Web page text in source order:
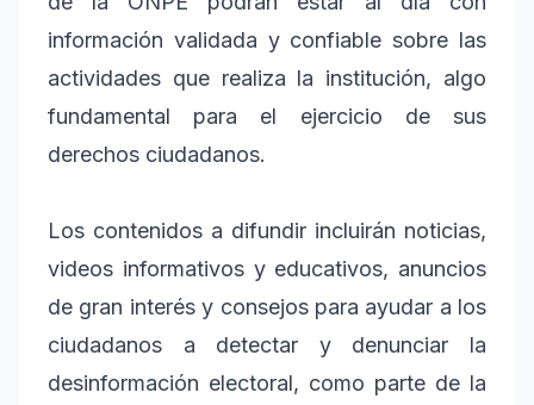
información validada y confiable sobre las
actividades que realiza la institución, algo
fundamental para el ejercicio de sus
derechos ciudadanos.
Los contenidos a difundir incluirán noticias,
videos informativos y educativos, anuncios
de gran interés y consejos para ayudar a los
ciudadanos a detectar y denunciar la
desinformación electoral, como parte de la